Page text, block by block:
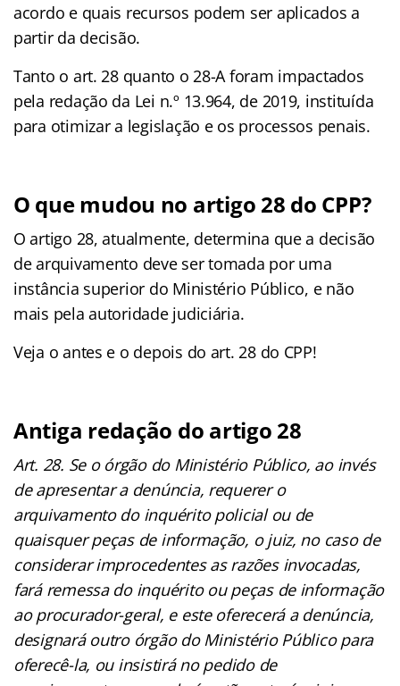
acordo e quais recursos podem ser aplicados a
partir da decisão.
Tanto o art. 28 quanto o 28-A foram impactados
pela redação da Lei n.º 13.964, de 2019, instituída
para otimizar a legislação e os processos penais.
O que mudou no artigo 28 do CPP?
O artigo 28, atualmente, determina que a decisão
de arquivamento deve ser tomada por uma
instância superior do Ministério Público, e não
mais pela autoridade judiciária.
Veja o antes e o depois do art. 28 do CPP!
Antiga redação do artigo 28
Art. 28. Se o órgão do Ministério Público, ao invés
de apresentar a denúncia, requerer o
arquivamento do inquérito policial ou de
quaisquer peças de informação, o juiz, no caso de
considerar improcedentes as razões invocadas,
fará remessa do inquérito ou peças de informação
ao procurador-geral, e este oferecerá a denúncia,
designará outro órgão do Ministério Público para
oferecê-la, ou insistirá no pedido de